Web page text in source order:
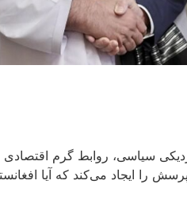
سیاسی، روابط گرم
ایجاد می‌کند که آیا